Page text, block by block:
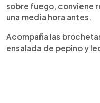
sobre fuego, conviene
una media hora antes.
Acompaña las
ensalada de pepino y